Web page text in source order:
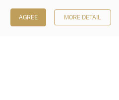
AGREE MORE DETAIL